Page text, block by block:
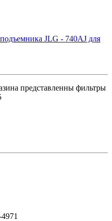
представленны фильтры